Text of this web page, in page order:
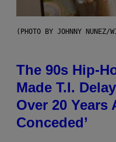
(PHOTO BY JOHNNY NUNEZ/
The 90s Hip-
Made T.I.
Over 20 Years
Conceded’